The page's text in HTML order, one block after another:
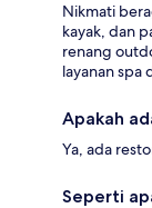
Nikmati
kayak, dan
renang
layanan spa
Apakah
Ya, ada
Seperti